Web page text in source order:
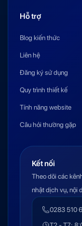
Hỗ trợ
Blog kiến thức
Liên hệ
Đăng ký sử dụng
Quy trình thiết kế
Tính năng website
Câu hỏi thường gặp
Kết nối
Theo dõi các
nhật dịch vụ, nội
0283 510